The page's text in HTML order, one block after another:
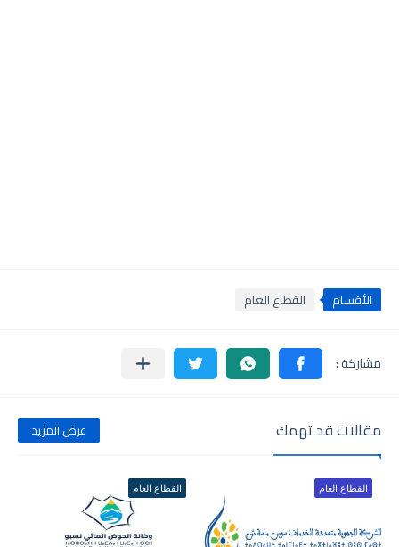
الأقسام القطاع العام
مقالات قد تهمك عرض المزيد
القطاع العام القطاع العام